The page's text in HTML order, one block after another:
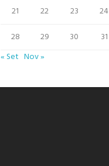
21
22 23 24
28
29 30
31
« Set Nov »